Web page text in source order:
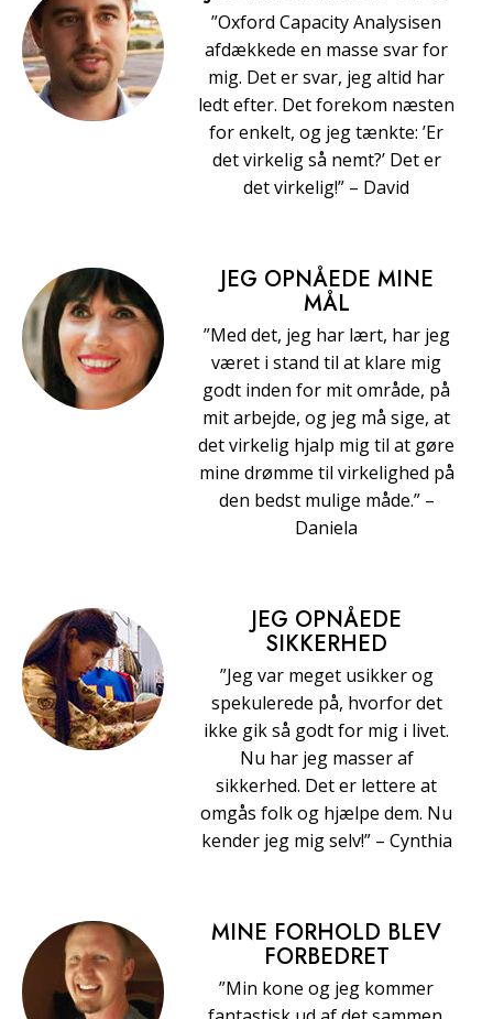
”Oxford Capacity Analysisen
afdækkede en masse svar for
mig. Det er svar, jeg altid har
ledt efter. Det forekom næsten
for enkelt, og jeg tænkte: ’Er
det virkelig så nemt?’ Det er
det virkelig!” – David
JEG OPNÅEDE MINE
MÅL
”Med det, jeg har lært, har jeg
været i stand til at klare mig
godt inden for mit område, på
mit arbejde, og jeg må sige, at
det virkelig hjalp mig til at gøre
mine drømme til virkelighed på
den bedst mulige måde.” –
Daniela
JEG OPNÅEDE
SIKKERHED
”Jeg var meget usikker og
spekulerede på, hvorfor det
ikke gik så godt for mig i livet.
Nu har jeg masser af
sikkerhed. Det er lettere at
omgås folk og hjælpe dem. Nu
kender jeg mig selv!” – Cynthia
MINE FORHOLD BLEV
FORBEDRET
”Min kone og jeg kommer